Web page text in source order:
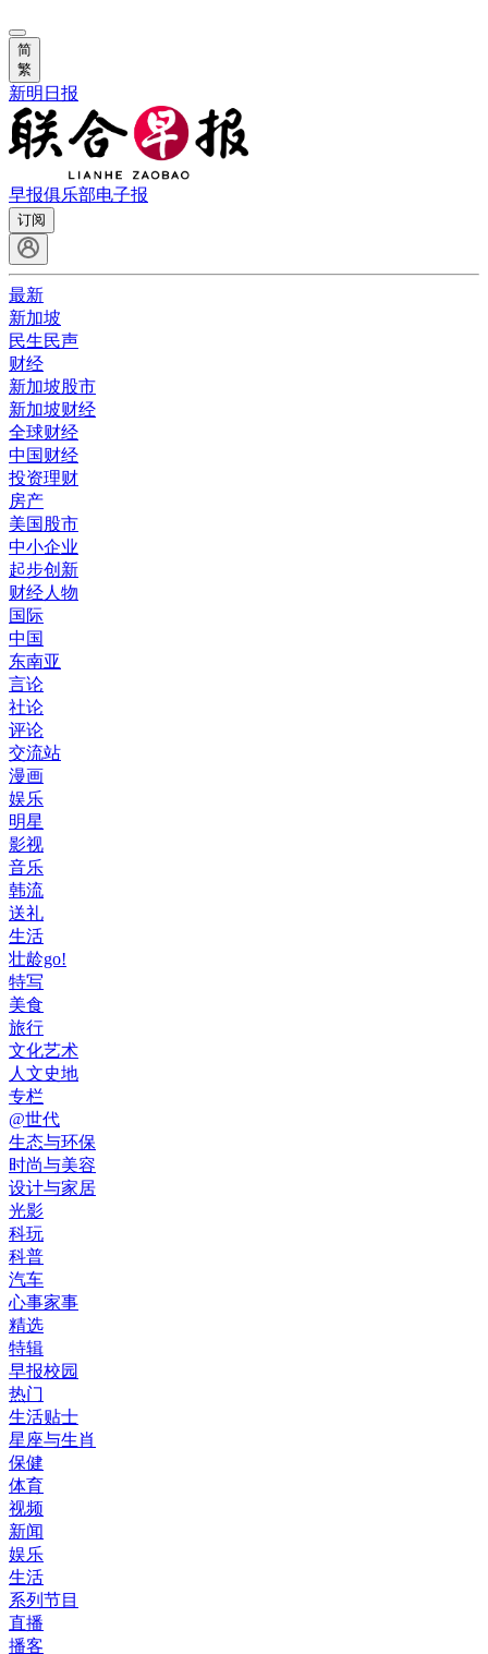
简
繁
新明日报
早报俱乐部电子报
订阅
最新
新加坡
民生民声
财经
新加坡股市
新加坡财经
全球财经
中国财经
投资理财
房产
美国股市
中小企业
起步创新
财经人物
国际
中国
东南亚
言论
社论
评论
交流站
漫画
娱乐
明星
影视
音乐
韩流
送礼
生活
壮龄go!
特写
美食
旅行
文化艺术
人文史地
专栏
@世代
生态与环保
时尚与美容
设计与家居
光影
科玩
科普
汽车
心事家事
精选
特辑
早报校园
热门
生活贴士
星座与生肖
保健
体育
视频
新闻
娱乐
生活
系列节目
直播
播客